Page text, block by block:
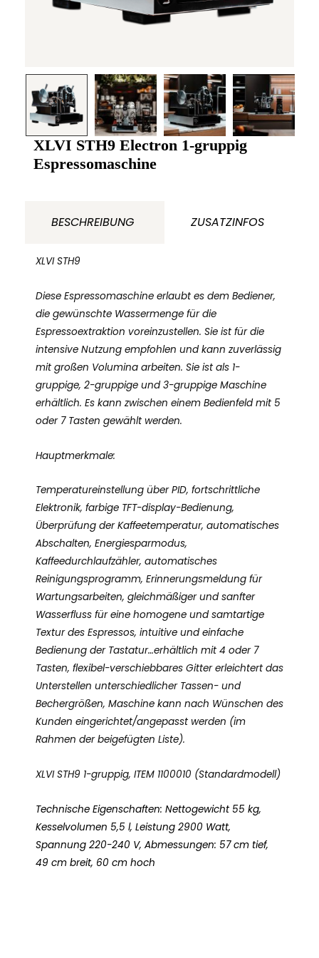
XLVI STH9 Electron 1-gruppig
Espressomaschine
BESCHREIBUNG ZUSATZINFOS
XLVI STH9
Diese Espressomaschine erlaubt es dem Bediener,
die gewünschte Wassermenge für die
Espressoextraktion voreinzustellen. Sie ist für die
intensive Nutzung empfohlen und kann zuverlässig
mit großen Volumina arbeiten. Sie ist als 1-
gruppige, 2-gruppige und 3-gruppige Maschine
erhältlich. Es kann zwischen einem Bedienfeld mit 5
oder 7 Tasten gewählt werden.
Hauptmerkmale:
Temperatureinstellung über PID, fortschrittliche
Elektronik, farbige TFT-display-Bedienung,
Überprüfung der Kaffeetemperatur, automatisches
Abschalten, Energiesparmodus,
Kaffeedurchlaufzähler, automatisches
Reinigungsprogramm, Erinnerungsmeldung für
Wartungsarbeiten, gleichmäßiger und sanfter
Wasserfluss für eine homogene und samtartige
Textur des Espressos, intuitive und einfache
Bedienung der Tastatur…erhältlich mit 4 oder 7
Tasten, flexibel-verschiebbares Gitter erleichtert das
Unterstellen unterschiedlicher Tassen- und
Bechergrößen, Maschine kann nach Wünschen des
Kunden eingerichtet/angepasst werden (im
Rahmen der beigefügten Liste).
XLVI STH9 1-gruppig, ITEM 1100010 (Standardmodell)
Technische Eigenschaften: Nettogewicht 55 kg,
Kesselvolumen 5,5 l, Leistung 2900 Watt,
Spannung 220-240 V, Abmessungen: 57 cm tief,
49 cm breit, 60 cm hoch